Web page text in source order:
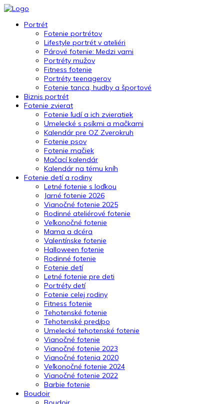
Portrét
Fotenie portrétov
Lifestyle portrét v ateliéri
Párové fotenie: Medzi vami
Portréty mužov
Fitness fotenie
Portréty teenagerov
Fotenie tanca, hudby a športové
Biznis portrét
Fotenie zvierat
Fotenie ľudí a ich zvieratiek
Umelecké s psíkmi a mačkami
Kalendár pre OZ Zverokruh
Fotenie psov
Fotenie mačiek
Mačací kalendár
Kalendár na tému kníh
Fotenie detí a rodiny
Letné fotenie s loďkou
Jarné fotenie 2026
Vianočné fotenie 2025
Rodinné ateliérové fotenie
Veľkonočné fotenie
Mama a dcéra
Valentínske fotenie
Halloween fotenie
Rodinné fotenie
Fotenie detí
Letné fotenie pre deti
Portréty detí
Fotenie celej rodiny
Fitness fotenie
Tehotenské fotenie
Tehotenské pred/po
Umelecké tehotenské fotenie
Vianočné fotenie
Vianočné fotenie 2023
Vianočné fotenia 2020
Veľkonočné fotenie 2024
Vianočné fotenie 2022
Barbie fotenie
Boudoir